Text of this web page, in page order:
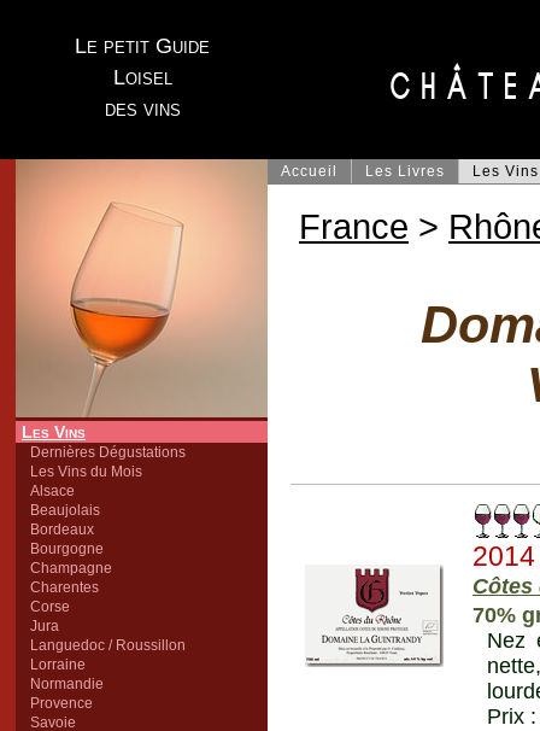
Le petit Guide
Loisel
des vins
Les Vins
Dernières Dégustations
Les Vins du Mois
Alsace
Beaujolais
Bordeaux
Bourgogne
Champagne
Charentes
Corse
Jura
Languedoc / Roussillon
Lorraine
Normandie
Provence
Savoie
Accueil Les Livres Les Vins
France >
2014
Côtes
70%
Nez
Prix